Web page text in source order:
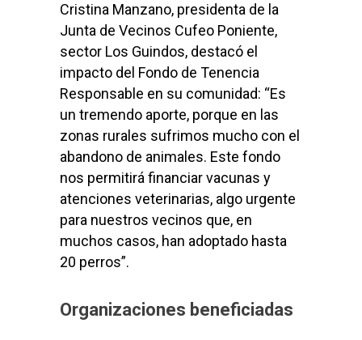
Cristina Manzano, presidenta de la
Junta de Vecinos Cufeo Poniente,
sector Los Guindos, destacó el
impacto del Fondo de Tenencia
Responsable en su comunidad: “Es
un tremendo aporte, porque en las
zonas rurales sufrimos mucho con el
abandono de animales. Este fondo
nos permitirá financiar vacunas y
atenciones veterinarias, algo urgente
para nuestros vecinos que, en
muchos casos, han adoptado hasta
20 perros”.
Organizaciones beneficiadas